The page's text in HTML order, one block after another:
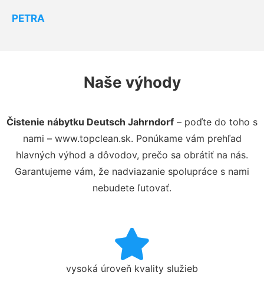
PETRA
Naše výhody
Čistenie nábytku Deutsch Jahrndorf – poďte do toho s
nami – www.topclean.sk. Ponúkame vám prehľad
hlavných výhod a dôvodov, prečo sa obrátiť na nás.
Garantujeme vám, že nadviazanie spolupráce s nami
nebudete ľutovať.
vysoká úroveň kvality služieb